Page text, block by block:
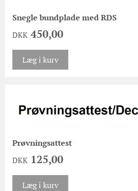
Snegle bundplade med RDS
DKK 450,00
Læg i kurv
Prøvningsattest
DKK 125,00
Læg i kurv